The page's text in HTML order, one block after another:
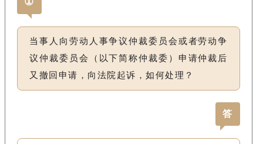
当事人向劳动人事争议仲裁委员会或者劳动争
议仲裁委员会（以下简称仲裁委）申请仲裁后
又撤回申请，向法院起诉，如何处理？
答